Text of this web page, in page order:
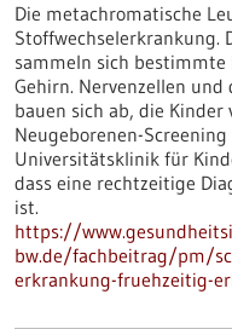
Die metachromatische
Stoffwechselerkrankung.
sammeln sich
Gehirn. Nervenzellen und
bauen sich ab, die
Neugeborenen-
Universitätsklinik für
dass eine rechtzeitige
ist.
https://
bw.de/fachbeitrag/pm/
erkrankung-fruehzeitig-